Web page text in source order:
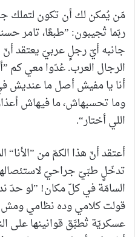
مَن يُمكن لك أن تكون لتملك
ربّما تُجيبون: ”طبعًا، تامر
جانبه أيّ رجلٍ عربيّ يعتقد
الرجال العرب. عُدّوا معي كم
أنا يا مفيش أصل ما عنديش
وما تحسبهاش، ما فيهاش
اللي أختار“.
أعتقد أنّ هذا الكمّ من
تدخّلٍ طبّيّ جراحيّ
السامّة في كلّ مكان! ”لو حدّ
قولت كلامي وده نظامي
عسكريّة تُطبَّق قوانينها على